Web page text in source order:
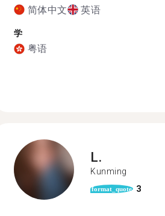
简体中文 英语
学
粤语
L.
Kunming
format_quote 3